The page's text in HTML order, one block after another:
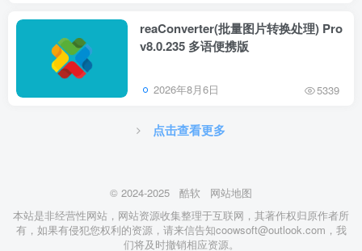
reaConverter(批量图片转换处理) Pro
v8.0.235 多语便携版
2026年8月6日 5339
点击查看更多
© 2024-2025 酷软
网站地图
本站是非经营性网站，网站资源收集整理于互联网，其著作权归原作者所
有，如果有侵犯您权利的资源，请来信告知coowsoft@outlook.com，我
们将及时撤销相应资源。